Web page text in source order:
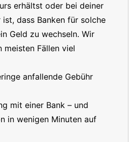
erhältst oder bei deiner
dass Banken für solche
Geld zu wechseln. Wir
meisten Fällen viel
anfallende Gebühr
mit einer Bank – und
in wenigen Minuten auf